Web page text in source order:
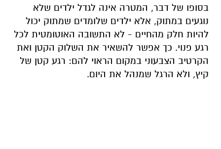
בסופו של דבר, המטרה אינה לגדל ילדים שלא
נוגעים במתוק, אלא ילדים שלומדים שמתוק יכול
להיות חלק מהחיים - לא התשובה האוטומטית לכל
רגע פנוי. כך אפשר להשאיר את השלוק הקטן ואת
הקרטיב הצבעוני במקום הראוי להם: רגע קטן של
קיץ, ולא הרגל שמנהל את היום.